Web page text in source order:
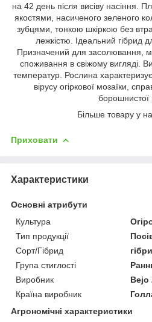
на 42 день після висіву насіння.
якостями, насиченого зеленого
зубцями, тонкою шкіркою без
лежкістю. Ідеальний гібрид
Призначений для засолювання,
споживання в свіжому вигляді.
температур. Рослина
вірусу огіркової мозаїки,
борошнистої
Більше товару у
Приховати
Характеристики
Основні атрибути
Культура
Тип продукції
Сорт/Гібрид
Група стиглості
Виробник
Bejo
Країна виробник
Агрономічні характеристики